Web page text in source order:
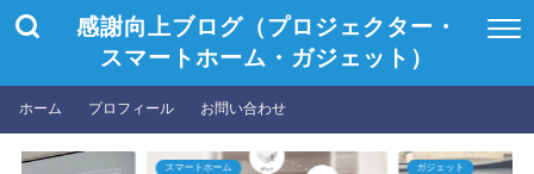
感謝向上ブログ（プロジェクター・
スマートホーム・ガジェット）
ホーム プロフィール お問い合わせ
ガジェット プロジェクター